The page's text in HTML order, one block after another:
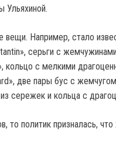
Ульяхиной.
вещи. Например, стало
серьги с
кольцо с мелкими
две пары бус с
сережек и кольца с
то политик призналась,